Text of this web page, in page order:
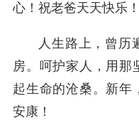
心！祝老爸天天快乐
人生路上，曾历
房。呵护家人，用那
起生命的沧桑。新年
安康！